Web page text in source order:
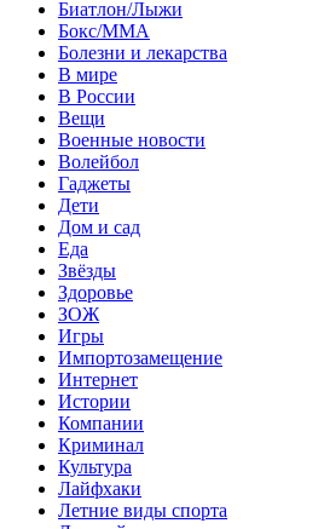
Биатлон/Лыжи
Бокс/MMA
Болезни и лекарства
В мире
В России
Вещи
Военные новости
Волейбол
Гаджеты
Дети
Дом и сад
Еда
Звёзды
Здоровье
ЗОЖ
Игры
Импортозамещение
Интернет
Истории
Компании
Криминал
Культура
Лайфхаки
Летние виды спорта